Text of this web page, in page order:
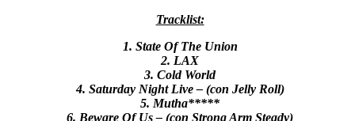
Tracklist:
1. State Of The Union
2. LAX
3. Cold World
4. Saturday Night Live – (con Jelly Roll)
5. Mutha*****
6. Beware Of Us – (con Strong Arm Steady)